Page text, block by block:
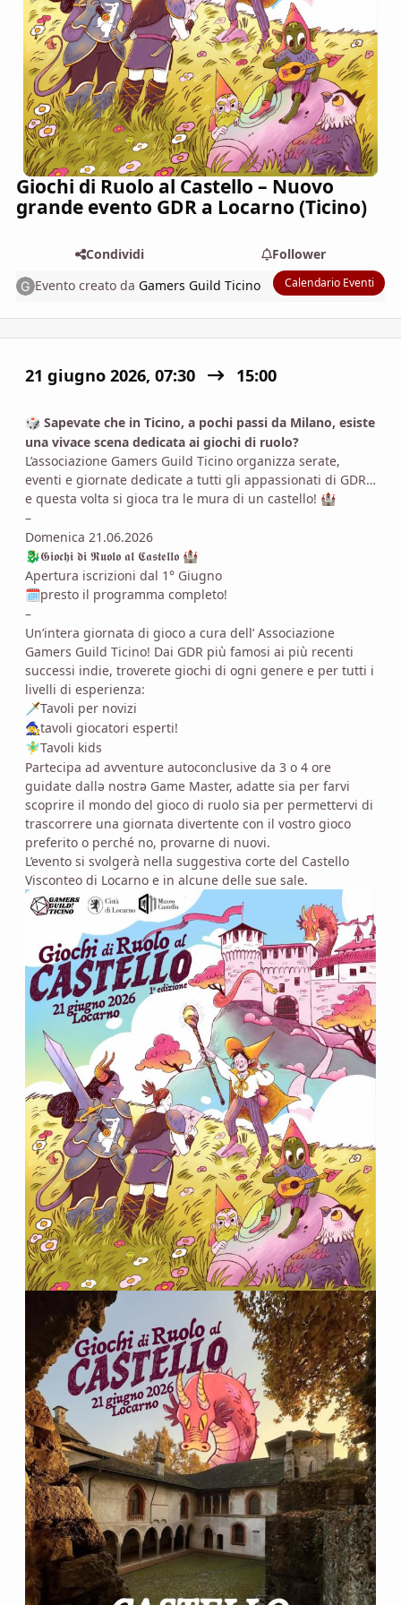
Giochi di Ruolo al Castello – Nuovo
grande evento GDR a Locarno (Ticino)
Condividi
Follower
Evento creato da Gamers Guild Ticino Calendario Eventi
21 giugno 2026, 07:30 15:00
🎲 Sapevate che in Ticino, a pochi passi da Milano, esiste
una vivace scena dedicata ai giochi di ruolo?
L’associazione Gamers Guild Ticino organizza serate,
eventi e giornate dedicate a tutti gli appassionati di GDR…
e questa volta si gioca tra le mura di un castello! 🏰
–
Domenica 21.06.2026
🐉𝕲𝖎𝖔𝖈𝖍𝖎 𝖉𝖎 𝕽𝖚𝖔𝖑𝖔 𝖆𝖑 𝕮𝖆𝖘𝖙𝖊𝖑𝖑𝖔 🏰
Apertura iscrizioni dal 1° Giugno
🗓️presto il programma completo!
–
Un’intera giornata di gioco a cura dell’ Associazione
Gamers Guild Ticino! Dai GDR più famosi ai più recenti
successi indie, troverete giochi di ogni genere e per tutti i
livelli di esperienza:
🗡️Tavoli per novizi
🧙‍♀️tavoli giocatori esperti!
🧚‍♂️Tavoli kids
Partecipa ad avventure autoconclusive da 3 o 4 ore
guidate dallə nostrə Game Master, adatte sia per farvi
scoprire il mondo del gioco di ruolo sia per permettervi di
trascorrere una giornata divertente con il vostro gioco
preferito o perché no, provarne di nuovi.
L’evento si svolgerà nella suggestiva corte del Castello
Visconteo di Locarno e in alcune delle sue sale.